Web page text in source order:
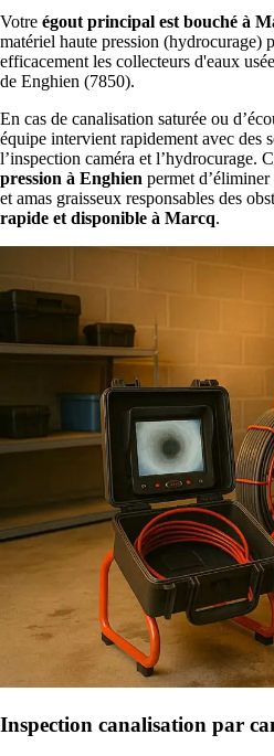
Votre égout principal est bouché à
matériel haute pression (hydrocurage)
efficacement les collecteurs d'eaux
de Enghien (7850).
En cas de canalisation saturée ou
équipe intervient rapidement avec des
l’inspection caméra et l’hydrocurage.
pression à Enghien permet
et amas graisseux responsables des
rapide et disponible à Marcq.
Inspection canalisation par